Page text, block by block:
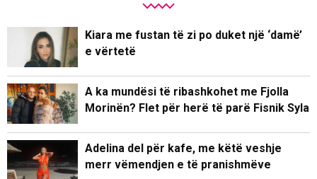
Kiara me fustan të zi po duket një ‘damë’
e vërtetë
A ka mundësi të ribashkohet me Fjolla
Morinën? Flet për herë të parë Fisnik Syla
Adelina del për kafe, me këtë veshje
merr vëmendjen e të pranishmëve